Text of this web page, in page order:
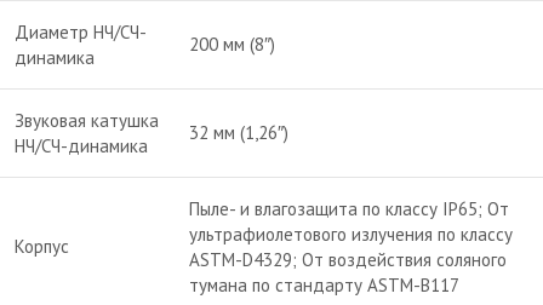
Диаметр НЧ/СЧ-
динамика
200 мм (8″)
Звуковая катушка
НЧ/СЧ-динамика
32 мм (1,26″)
Корпус
Пыле- и влагозащита по классу IP65; От
ультрафиолетового излучения по классу
ASTM-D4329; От воздействия соляного
тумана по стандарту ASTM-B117